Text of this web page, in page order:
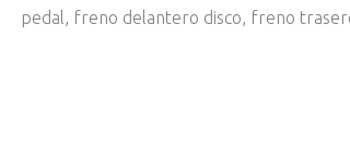
pedal, freno delantero disco, freno